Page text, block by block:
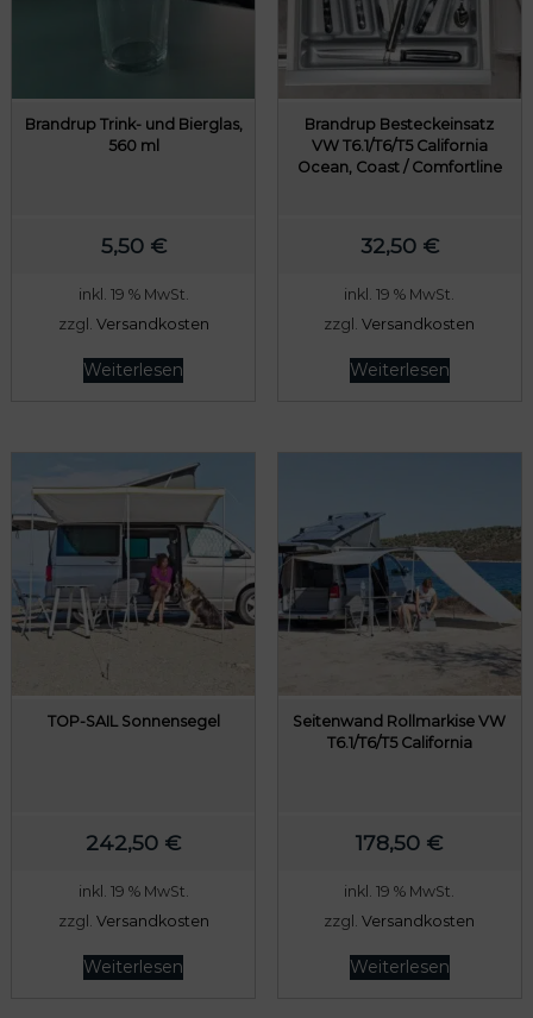
Brandrup Trink- und Bierglas,
560 ml
5,50 €
inkl. 19 % MwSt.
zzgl. Versandkosten
Weiterlesen
Brandrup Besteckeinsatz
VW T6.1/T6/T5 California
Ocean, Coast / Comfortline
32,50 €
inkl. 19 % MwSt.
zzgl.Versandkosten
Weiterlesen
TOP-SAIL Sonnensegel
242,50 €
inkl. 19 % MwSt.
zzgl. Versandkosten
Weiterlesen
Seitenwand Rollmarkise VW
T6.1/T6/T5 California
178,50 €
inkl. 19 % MwSt.
zzgl.Versandkosten
Weiterlesen